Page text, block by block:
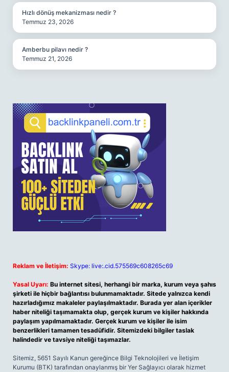
Hızlı dönüş mekanizması nedir ?
Temmuz 23, 2026
Amberbu pilavı nedir ?
Temmuz 21, 2026
Reklam ve İletişim: Skype: live:.cid.575569c608265c69
Yasal Uyarı: Bu internet sitesi, herhangi bir marka, kurum veya şahıs
şirketi ile hiçbir bağlantısı bulunmamaktadır. Sitede yalnızca kendi
hazırladığımız makaleler paylaşılmaktadır. Burada yer alan içerikler
haber niteliği taşımamakta olup, gerçek kurum ve kişiler hakkında
paylaşım yapılmamaktadır. Gerçek kurum ve kişiler ile isim
benzerlikleri tamamen tesadüfidir. Sitemizdeki bilgiler taslak
halindedir ve tavsiye niteliği taşımazlar.
Sitemiz, 5651 Sayılı Kanun gereğince Bilgi Teknolojileri ve İletişim
Kurumu (BTK) tarafından onaylanmış bir Yer Sağlayıcı olarak hizmet